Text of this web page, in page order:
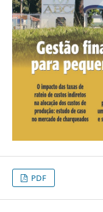
PDF